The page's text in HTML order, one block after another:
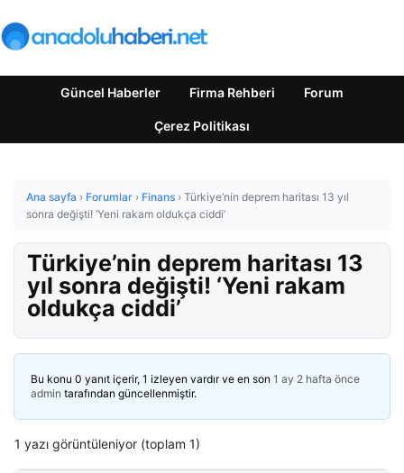
Güncel Haberler Firma Rehberi Forum
Çerez Politikası
Ana sayfa › Forumlar › Finans › Türkiye’nin deprem haritası 13 yıl
sonra değişti! ‘Yeni rakam oldukça ciddi’
Türkiye’nin deprem haritası 13
yıl sonra değişti! ‘Yeni rakam
oldukça ciddi’
Bu konu 0 yanıt içerir, 1 izleyen vardır ve en son 1 ay 2 hafta önce
admin tarafından güncellenmiştir.
1 yazı görüntüleniyor (toplam 1)